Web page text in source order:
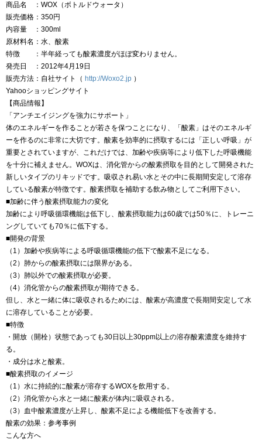
商品名 ：WOX（ボトルドウォータ）
販売価格：350円
内容量 ：300ml
原材料名：水、酸素
特徴 ：半年経っても酸素濃度がほぼ変わりません。
発売日 ：2012年4月19日
販売方法：自社サイト（ http://Woxo2.jp ）
Yahooショッピングサイト
【商品情報】
「アンチエイジングを強力にサポート」
体のエネルギーを作ることが若さを保つことになり、「酸素」はそのエネルギ
ーを作るのに非常に大切です。酸素を効率的に摂取するには「正しい呼吸」が
重要とされていますが、これだけでは、加齢や疾病等により低下した呼吸機能
を十分に補えません。WOXは、消化管からの酸素摂取を目的として開発された
新しいタイプのリキッドです。吸収され易い水とその中に長期間安定して溶存
している酸素が特徴です。酸素摂取を補助する飲み物としてご利用下さい。
■加齢に伴う酸素摂取能力の変化
加齢により呼吸循環機能は低下し、酸素摂取能力は60歳では50％に、トレーニ
ングしていても70％に低下する。
■開発の背景
（1）加齢や疾病等による呼吸循環機能の低下で酸素不足になる。
（2）肺からの酸素摂取には限界がある。
（3）肺以外での酸素摂取が必要。
（4）消化管からの酸素摂取が期待できる。
但し、水と一緒に体に吸収されるためには、酸素が高濃度で長期間安定して水
に溶存していることが必要。
■特徴
・開放（開栓）状態であっても30日以上30ppm以上の溶存酸素濃度を維持す
る。
・成分は水と酸素。
■酸素摂取のイメージ
（1）水に持続的に酸素が溶存するWOXを飲用する。
（2）消化管から水と一緒に酸素が体内に吸収される。
（3）血中酸素濃度が上昇し、酸素不足による機能低下を改善する。
酸素の効果：参考事例
こんな方へ